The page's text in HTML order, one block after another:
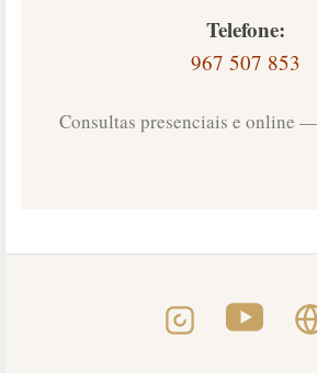
Telefone:
967 507 853
Consultas presenciais e online